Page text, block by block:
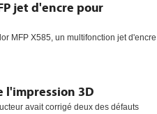
jet d'encre pour
MFP X585, un multifonction jet d'encre
l'impression 3D
avait corrigé deux des défauts